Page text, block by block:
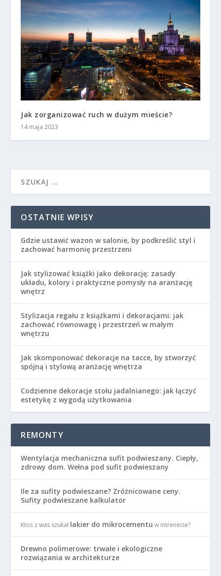
Jak zorganizować ruch w dużym mieście?
14 maja 2023
OSTATNIE WPISY
Gdzie ustawić wazon w salonie, by podkreślić styl i
zachować harmonię przestrzeni
Jak stylizować książki jako dekorację: zasady
układu, kolory i praktyczne pomysły na aranżację
wnętrz
Stylizacja regału z książkami i dekoracjami: jak
zachować równowagę i przestrzeń w małym
wnętrzu
Jak skomponować dekoracje na tacce, by stworzyć
spójną i stylową aranżację wnętrza
Codzienne dekoracje stołu jadalnianego: jak łączyć
estetykę z wygodą użytkowania
REMONTY
Wentylacja mechaniczna sufit podwieszany. Ciepły,
zdrowy dom. Wełna pod sufit podwieszany
Ile za sufity podwieszane? Zróżnicowane ceny.
Sufity podwieszane kalkulator
Ktoś z was szukał lakier do mikrocementu w intrenecie?
Drewno polimerowe: trwałe i ekologiczne
rozwiązania w architekturze